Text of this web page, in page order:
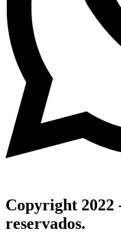
Copyright 2022
reservados.